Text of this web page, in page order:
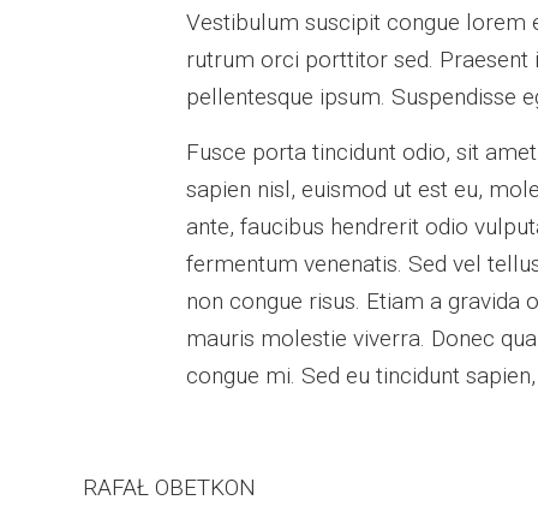
Vestibulum suscipit congue lorem
rutrum orci porttitor sed. Praesent
pellentesque ipsum. Suspendisse
Fusce porta tincidunt odio, sit
sapien nisl, euismod ut est eu,
ante, faucibus hendrerit odio
fermentum venenatis. Sed vel
non congue risus. Etiam a gravida
mauris molestie viverra. Donec
congue mi. Sed eu tincidunt
RAFAŁ OBETKON